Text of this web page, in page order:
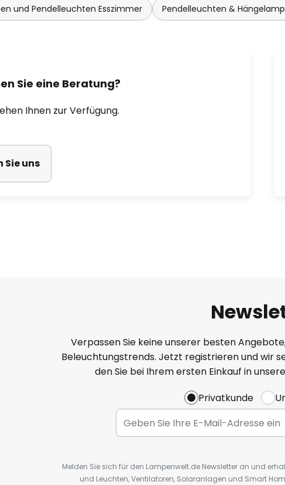
die Leuchte Magnum, die Deckenleuchte Magasin (1974),
Micro (1991) sowie die Pendelleuchte Satellit (1959).
Poulsen aus Dänemark, das - beginnend mit dem
zu kreieren, das Menschen und Räume im richtigen
erstrahlen lässt.
und Pendelleuchten Esszimmer Pendelleuchten &
Sie eine Beratung?
Ihnen zur Verfügung.
uns
Verpassen Sie keine unserer besten
Beleuchtungstrends. Jetzt registrieren und wir
den Sie bei Ihrem ersten Einkauf in
Privatkunde
Melden Sie sich für den Lampenwelt.de Newsletter an und
und Leuchten, Ventilatoren, Solaranlagen und Smart